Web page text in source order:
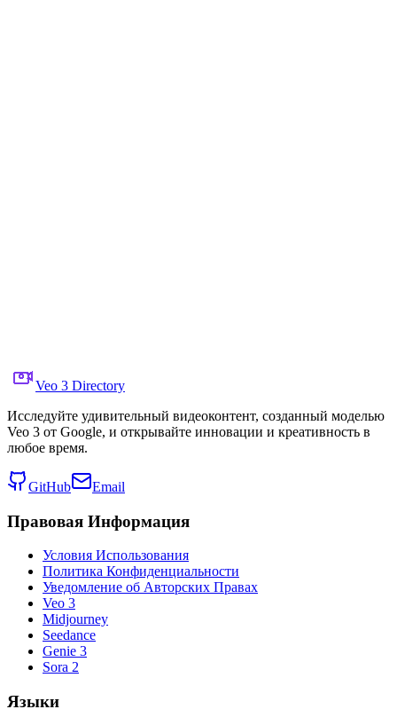
Google DeepMind
Veo 3 Directory
Исследуйте удивительный видеоконтент, созданный моделью
Veo 3 от Google, и открывайте инновации и креативность в
любое время.
GitHub Email
Правовая Информация
Условия Использования
Политика Конфиденциальности
Уведомление об Авторских Правах
Veo 3
Midjourney
Seedance
Genie 3
Sora 2
Языки